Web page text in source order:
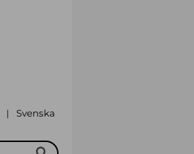
| Svenska